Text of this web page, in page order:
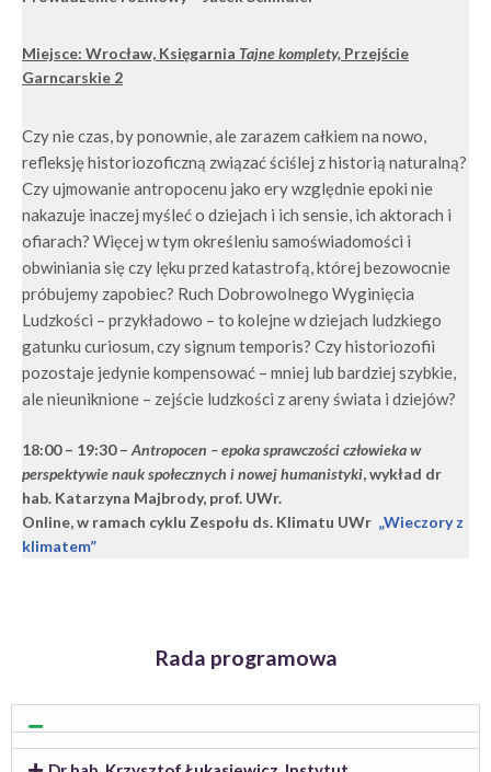
Miejsce: Wrocław, Księgarnia Tajne komplety, Przejście
Garncarskie 2
Czy nie czas, by ponownie, ale zarazem całkiem na nowo,
refleksję historiozoficzną związać ściślej z historią naturalną?
Czy ujmowanie antropocenu jako ery względnie epoki nie
nakazuje inaczej myśleć o dziejach i ich sensie, ich aktorach i
ofiarach? Więcej w tym określeniu samoświadomości i
obwiniania się czy lęku przed katastrofą, której bezowocnie
próbujemy zapobiec? Ruch Dobrowolnego Wyginięcia
Ludzkości – przykładowo – to kolejne w dziejach ludzkiego
gatunku curiosum, czy signum temporis? Czy historiozofii
pozostaje jedynie kompensować – mniej lub bardziej szybkie,
ale nieuniknione – zejście ludzkości z areny świata i dziejów?
18:00 – 19:30– Antropocen – epoka sprawczości człowieka w
perspektywie nauk społecznych i nowej humanistyki, wykład dr
hab. Katarzyna Majbrody, prof. UWr.
Online, w ramach cyklu Zespołu ds. Klimatu UWr „Wieczory z
klimatem”
Rada programowa